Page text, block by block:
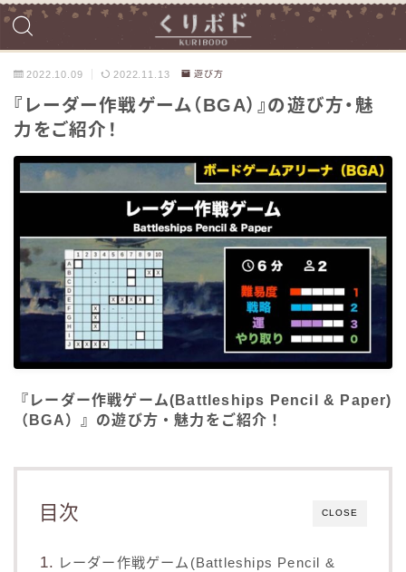
2022.10.09 2022.11.13 遊び方
『レーダー作戦ゲーム（BGA）』の遊び方・魅
力をご紹介！
『レーダー作戦ゲーム(Battleships Pencil & Paper)
（BGA）』の遊び方・魅力をご紹介！
CLOSE
目次
レーダー作戦ゲーム(Battleships Pencil &